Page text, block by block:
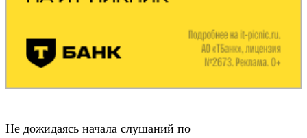
Не дожидаясь начала слушаний по